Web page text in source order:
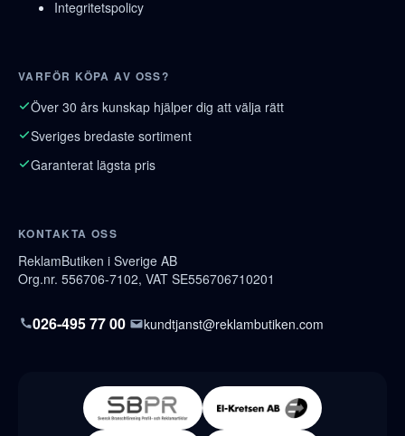
Integritetspolicy
VARFÖR KÖPA AV OSS?
Över 30 års kunskap hjälper dig att välja rätt
Sveriges bredaste sortiment
Garanterat lägsta pris
KONTAKTA OSS
ReklamButiken i Sverige AB
Org.nr. 556706-7102, VAT SE556706710201
026-495 77 00 kundtjanst@reklambutiken.com